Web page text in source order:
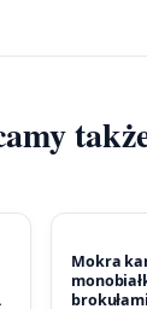
Mokra